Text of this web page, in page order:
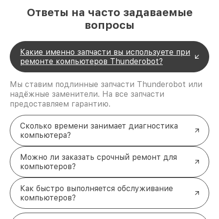
Диагностика компьютеров
Thunderobot: профессиональный
Глубокая диагностика — основа качественного
ремонта. Мы проверяем все узлы устройства: от
блока питания до чипов на материнской плате.
для тестирования и выявления точной причины
неисправности. Только после этого предлагаем
клиенту вариант решения: восстановление или
установку новой детали.
Почему ремонт Thunderobot
доверяют нам?
на все виды работ и установленные
комплектующие.
Оригинальные запчасти
только качественные детали,
рекомендованные производителем.
Быстрые сроки
Удобство— возможна доставка устройства в
Ответы на часто задаваемые
вопросы
Какие именно запчасти вы используете при
ремонте компьютеров Thunderobot?
Мы ставим подлинные запчасти Thunderobot или
надёжные заменители. На все запчасти
предоставляем гарантию.
Сколько времени занимает диагностика
компьютера?
Можно ли заказать срочный ремонт для
компьютеров?
Как быстро выполняется обслуживание
компьютеров?